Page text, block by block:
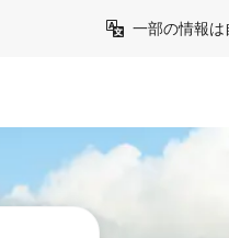
一部の情報は